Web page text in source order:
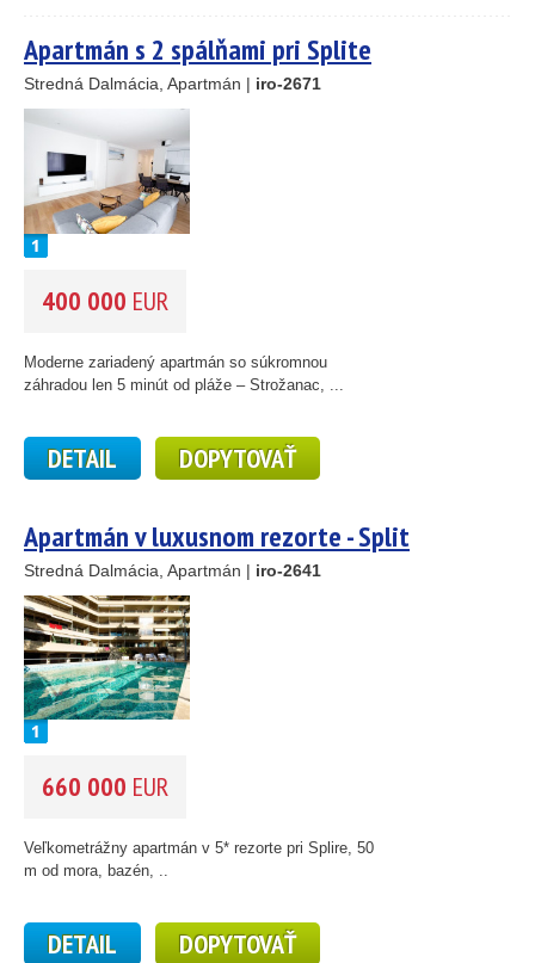
2
1
45
Apartmán s 2 spálňami pri Splite
Stredná Dalmácia, Apartmán | iro-2671
400 000 EUR
Moderne zariadený apartmán so súkromnou
záhradou len 5 minút od pláže – Strožanac, ...
DETAIL DOPYTOVAŤ
Apartmán v luxusnom rezorte - Split
Stredná Dalmácia, Apartmán | iro-2641
660 000 EUR
Veľkometrážny apartmán v 5* rezorte pri Splire, 50
m od mora, bazén, ..
DETAIL DOPYTOVAŤ